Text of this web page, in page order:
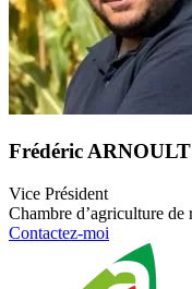
Frédéric ARNOULT
Vice Président
Chambre d’agriculture
Contactez-moi